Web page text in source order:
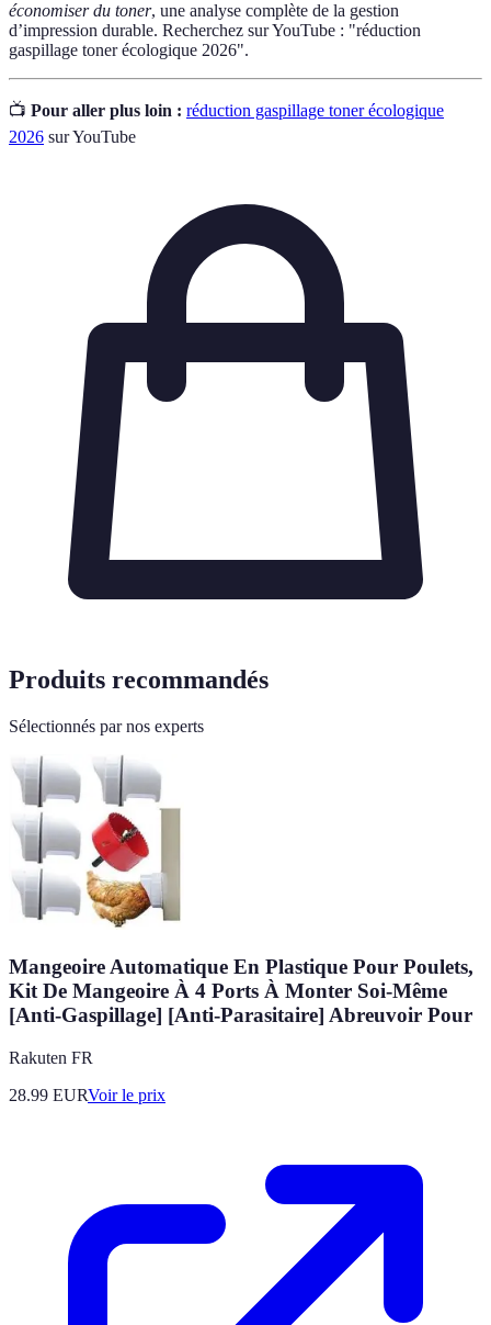
économiser du toner, une analyse complète de la gestion
d’impression durable. Recherchez sur YouTube : "réduction
gaspillage toner écologique 2026".
📺 Pour aller plus loin : réduction gaspillage toner écologique
2026 sur YouTube
Produits recommandés
Sélectionnés par nos experts
Mangeoire Automatique En Plastique Pour Poulets,
Kit De Mangeoire À 4 Ports À Monter Soi-Même
[Anti-Gaspillage] [Anti-Parasitaire] Abreuvoir Pour
Rakuten FR
28.99 EURVoir le prix